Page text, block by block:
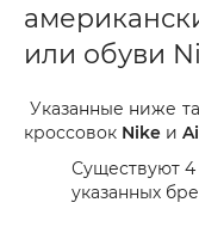
или обуви
Указанные ниже
кроссовок Nike и
Существуют
указанных